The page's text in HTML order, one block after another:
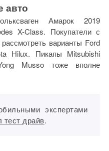
авто
Амарок 2019
X-Class. Покупатели с
варианты Ford
Hilux. Пикапы Mitsubishi
Musso тоже вполне
экспертами
тест драйв.